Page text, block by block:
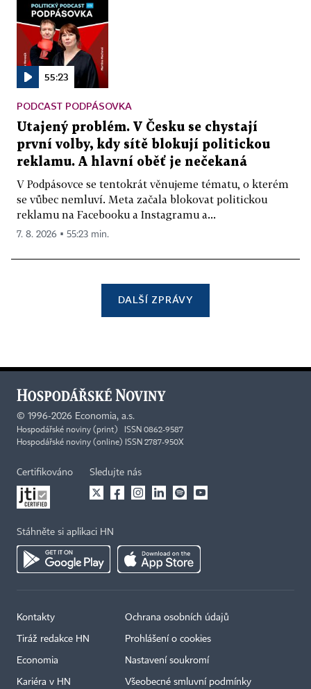
55:23
PODCAST PODPÁSOVKA
Utajený problém. V Česku se chystají
první volby, kdy sítě blokují politickou
reklamu. A hlavní oběť je nečekaná
V Podpásovce se tentokrát věnujeme tématu, o kterém
se vůbec nemluví. Meta začala blokovat politickou
reklamu na Facebooku a Instagramu a...
7. 8. 2026 ▪ 55:23 min.
DALŠÍ ZPRÁVY
© 1996-2026 Economia, a.s.
Hospodářské noviny (print) ISSN 0862-9587
Hospodářské noviny (online) ISSN 2787-950X
Certifikováno Sledujte nás
Stáhněte si aplikaci HN
Kontakty
Tiráž redakce HN
Economia
Kariéra v HN
Ochrana osobních údajů
Prohlášení o cookies
Nastavení soukromí
Všeobecné smluvní podmínky